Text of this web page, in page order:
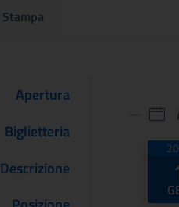
Stampa
Apertura
Biglietteria
Descrizione